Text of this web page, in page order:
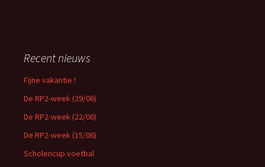
Recent nieuws
Fijne vakantie !
De RP2-week (29/06)
De RP2-week (22/06)
De RP2-week (15/06)
Scholencup voetbal